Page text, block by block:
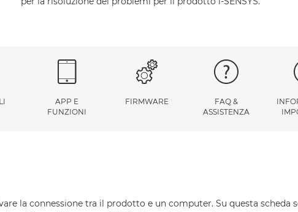
APP E
FUNZIONI
FIRMWARE
FAQ &
ASSISTENZA
la connessione tra il prodotto e un computer. Su questa